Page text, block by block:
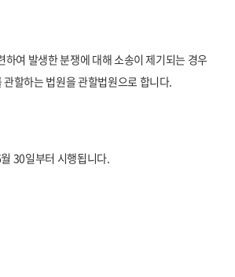
하여 발생한 분쟁에 대해 소송이 제기되는 경우
할하는 법원을 관할법원으로 합니다.
30일부터 시행됩니다.